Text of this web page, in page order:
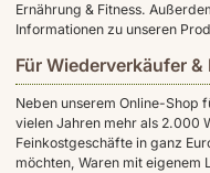
Ernährung & Fitness.
Informationen zu unseren
Für Wiederverkäufer &
Neben unserem Online-Shop
vielen Jahren mehr als 2.000
Feinkostgeschäfte in ganz
möchten, Waren mit eigenem